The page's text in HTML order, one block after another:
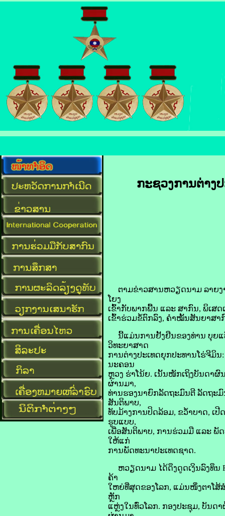
ກະຊວງ​ການ​ຕ່າງ
ຕາມ​ຂ່າວສານ​ຫວຽດນາມ​ ລາຍ​ງ
ໂຍງ​
ເຂົ້າ​ກັບ​ພາກ​ພື້ນ ແລະ ສາກົນ, ພິເສດ​
ເຂົ້າ​ຮ່ວມ​ຂໍ້​ຕົກລົງ, ຄຳ​ໝັ້ນ​ສັນຍາ​ສາ
ນີ້​ແມ່ນ​ການ​ຢັ້ງຢືນ​ຂອງ​ທ່ານ ບຸຍ​ແ
ວິທະຍາສາດ
ການ​ຕ່າງປະເທດ​ຍຸກ​ປະທານ​ໂຮ່​ຈີ​ມິ
ນະຄອນ
ຫຼວງ ຮ່າ​ໂນ້ຍ. ເນັ້ນ​ໜັກ​ເຖິງ​ບັນດາ​
ຜ່ານມາ,
ທ່ານ​ຮອງ​ນາຍົກລັດຖະມົນຕີ ລັດຖະມົ
ສັນຕິພາບ,
ທັບ​ມ້າງ​ການ​ປິດ​ລ້ອມ, ຂວ້ຳ​ບາດ, ເປີ
ຮູບ​ແບບ,
ເພື່ອ​ສັນຕິພາບ, ການ​ຮ່ວມ​ມື ແລະ ພັ
ໃຫ້​ແກ່​
ການ​ພັດທະນາ​ປະເທດ​ຊາດ.
ຫວຽດນາມ ໄດ້​ດຶງ​ດູດ​ເງິນ​ລົງທຶນ
ຄ້າ
ໃຫຍ່​ທີ່​ສຸດ​ຂອງ​ໂລກ, ແມ່ນ​ໜຶ່ງ​ຕາ​ໂສ້​
ຫຼັກ​
ແຫຼ່ງ​ໃນ​ທົ່ວ​ໂລກ. ກອງ​ປະຊຸມ, ບັນດ